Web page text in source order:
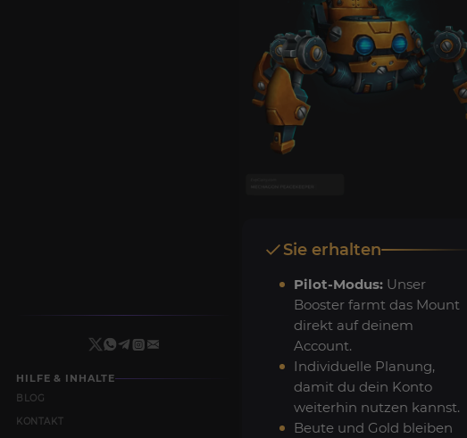
HILFE & INHALTE
BLOG
KONTAKT
Sie erhalten
Pilot-Modus: Unser
Booster farmt das Mount
direkt auf deinem
Account.
Individuelle Planung,
damit du dein Konto
weiterhin nutzen kannst.
Beute und Gold bleiben